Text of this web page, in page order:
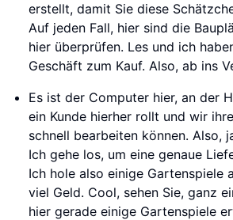
erstellt, damit Sie diese
Auf jeden Fall, hier sind die
hier überprüfen. Les und ich
Geschäft zum Kauf. Also, ab ins
Es ist der Computer hier, an der
ein Kunde hierher rollt und wir
schnell bearbeiten können. Also,
Ich gehe los, um eine genaue
Ich hole also einige Gartenspiele
viel Geld. Cool, sehen Sie, ganz
hier gerade einige Gartenspiele